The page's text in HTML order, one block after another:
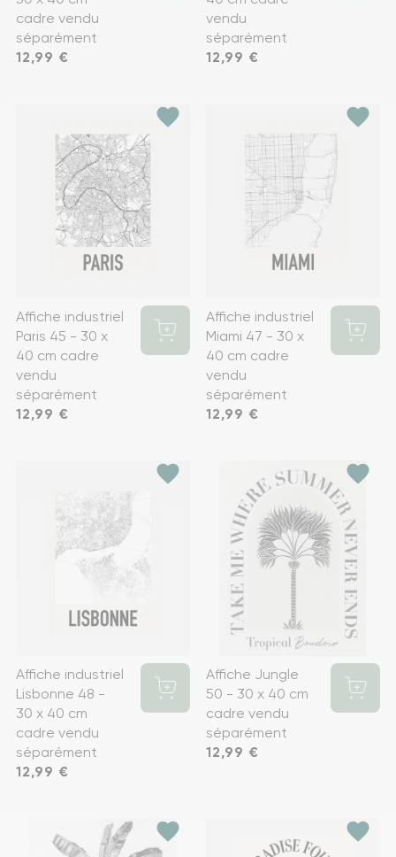
cadre vendu
séparément
Prix
12,99 €
vendu
séparément
Prix
12,99 €
favorite
Affiche industriel
Paris 45 - 30 x
40 cm cadre
vendu
séparément
Prix
12,99 €
favorite
Affiche industriel
Miami 47 - 30 x
40 cm cadre
vendu
séparément
Prix
12,99 €
favorite
Affiche industriel
Lisbonne 48 -
30 x 40 cm
cadre vendu
séparément
Prix
12,99 €
favorite
Affiche Jungle
50 - 30 x 40 cm
cadre vendu
séparément
Prix
12,99 €
favorite favorite